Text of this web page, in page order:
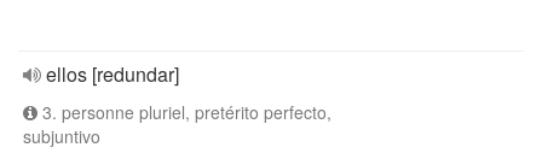
ellos [redundar]
3. personne pluriel, pretérito perfecto,
subjuntivo